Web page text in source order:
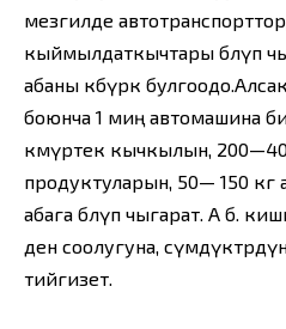
мезгилде
кыймылдаткычтары бөлүп
абаны көбүрөөк
боюнча 1 миң автомашина
көмүртек кычкылын,
продуктуларын, 50— 150 кг
абага бөлүп чыгарат. А б.
ден соолугуна,
тийгизет.